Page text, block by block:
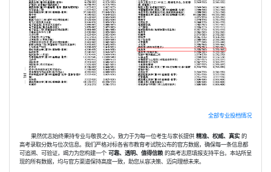
全部专业投档情况
果然优志始终秉持专业与敬畏之心，致力于为每一位考生与家长提供 精准、权威、真实的
高考录取分数与位次信息。我们严格对标各省市教育考试院公布的官方数据，确保每一条信息都
可追溯、可验证，竭力为您构建一个 可靠、透明、值得信赖 的高考志愿填报支持平台。本站所呈
现的所有数据，均与官方渠道保持高度一致，助您从容决策、迈向理想未来。